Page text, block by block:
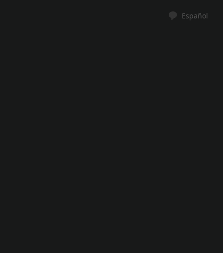
Español